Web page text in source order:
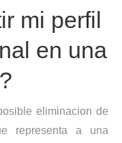
mi perfil
en una
eliminacion de
representa a una